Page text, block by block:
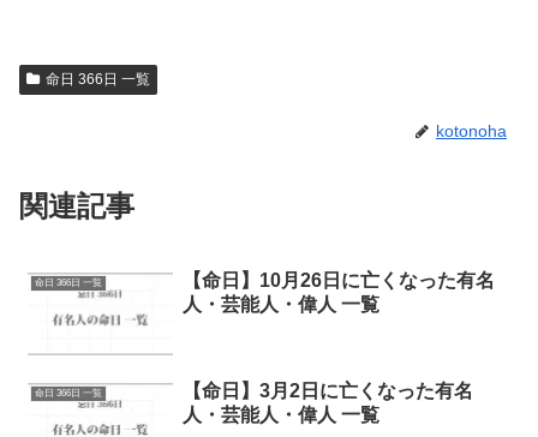
命日 366日 一覧
kotonoha
関連記事
命日 366日 一覧
【命日】10月26日に亡くなった有名
人・芸能人・偉人 一覧
命日 366日 一覧
【命日】3月2日に亡くなった有名
人・芸能人・偉人 一覧